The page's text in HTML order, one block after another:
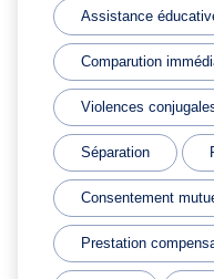
Assistance
Comparution
Violences
Séparation
Consentement
Prestation